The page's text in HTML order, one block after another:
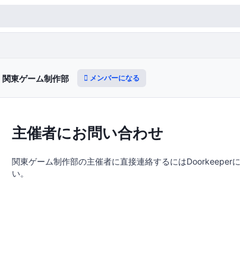
関東ゲーム制作部 メンバーになる
主催者にお問い合わせ
関東ゲーム制作部の主催者に直接連絡するにはDoorkeeperに
い。